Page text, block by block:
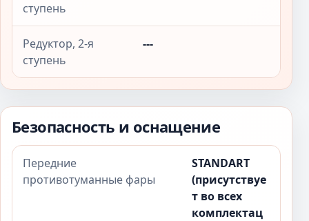
ступень
Редуктор, 2-я
ступень
---
Безопасность и оснащение
Передние
противотуманные фары
STANDART
(присутствуе
т во всех
комплектац